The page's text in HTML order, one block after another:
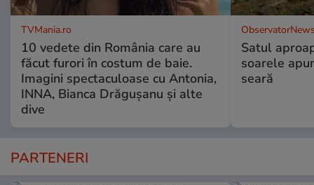
TVMania.ro
10 vedete din România care au
făcut furori în costum de baie.
Imagini spectaculoase cu Antonia,
INNA, Bianca Drăgușanu și alte
dive
Satul
soarele
seară
PARTENERI